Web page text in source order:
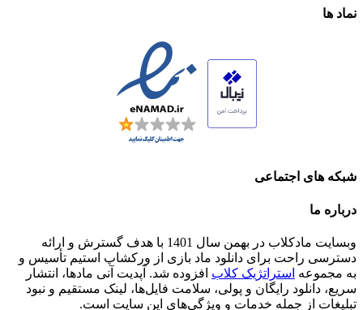
نماد ها
شبکه های اجتماعی
درباره ما
وبسایت مادکلاب در بهمن سال 1401 با هدف گسترش و ارائه
دسترسی راحت برای دانلود ماد بازی از ورکشاپ استیم تأسیس و
به مجموعه استراتژیک کلاب افزوده شد. آپدیت آنی مادها، انتشار
سریع، دانلود رایگان و پولی، سلامت فایل‌ها، لینک مستقیم و نبود
تبلیغات از جمله خدمات و ویژگی‌های این سایت است.